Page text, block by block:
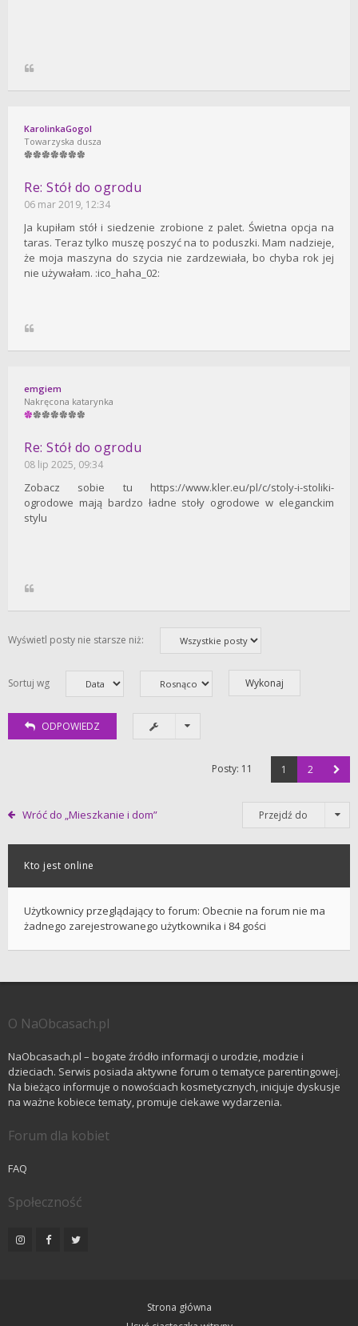
KarolinkaGogol
Towarzyska dusza
Re: Stół do ogrodu
06 mar 2019, 12:34
Ja kupiłam stół i siedzenie zrobione z palet. Świetna opcja na
taras. Teraz tylko muszę poszyć na to poduszki. Mam nadzieje,
że moja maszyna do szycia nie zardzewiała, bo chyba rok jej
nie używałam. :ico_haha_02:
emgiem
Nakręcona katarynka
Re: Stół do ogrodu
08 lip 2025, 09:34
Zobacz sobie tu https://www.kler.eu/pl/c/stoly-i-stoliki-
ogrodowe mają bardzo ładne stoły ogrodowe w eleganckim
stylu
Wyświetl posty nie starsze niż:
Sortuj wg
ODPOWIEDZ
Posty: 11 1 2
Wróć do „Mieszkanie i dom” Przejdź do
Kto jest online
Użytkownicy przeglądający to forum: Obecnie na forum nie ma
żadnego zarejestrowanego użytkownika i 84 gości
O NaObcasach.pl
NaObcasach.pl – bogate źródło informacji o urodzie, modzie i
dzieciach. Serwis posiada aktywne forum o tematyce parentingowej.
Na bieżąco informuje o nowościach kosmetycznych, inicjuje dyskusje
na ważne kobiece tematy, promuje ciekawe wydarzenia.
Forum dla kobiet
FAQ
Społeczność
Strona główna